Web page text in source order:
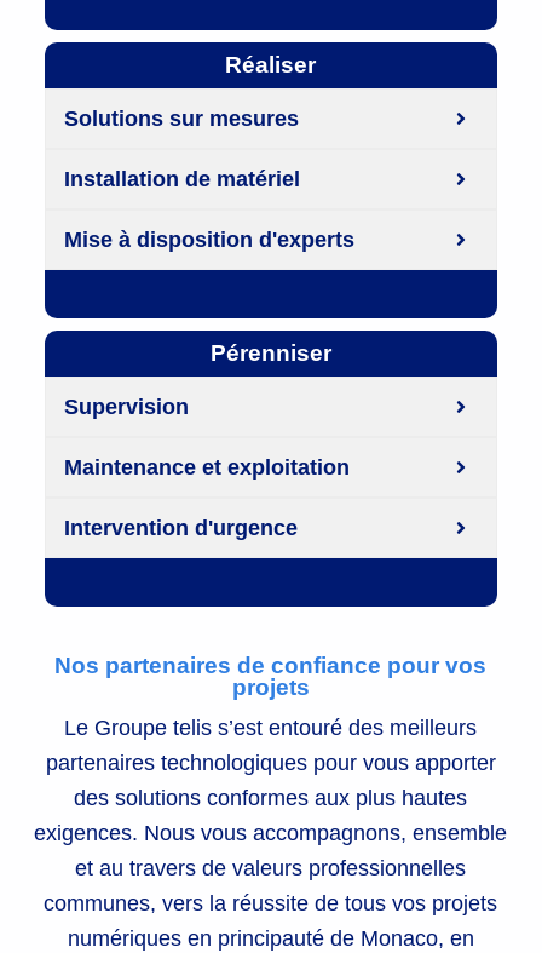
Réaliser
Solutions sur mesures
Installation de matériel
Mise à disposition d'experts
Pérenniser
Supervision
Maintenance et exploitation
Intervention d'urgence
Nos partenaires de confiance pour vos
projets
Le Groupe telis s’est entouré des meilleurs
partenaires technologiques pour vous apporter
des solutions conformes aux plus hautes
exigences. Nous vous accompagnons, ensemble
et au travers de valeurs professionnelles
communes, vers la réussite de tous vos projets
numériques en principauté de Monaco, en